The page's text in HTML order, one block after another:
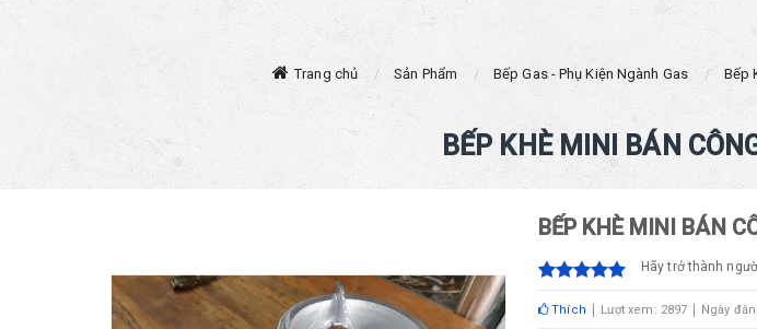
Trang chủ Sản Phẩm Bếp Gas - Phụ Kiện Ngành Gas Bếp
BẾP KHÈ MINI BÁN
BẾP KHÈ MINI BÁN
Hãy trở thành
Thích Lượt xem: 2897 Ngày